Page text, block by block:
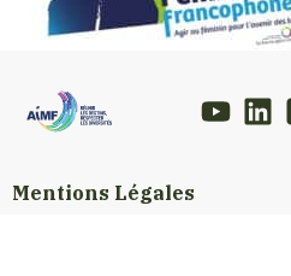
Mentions Légales